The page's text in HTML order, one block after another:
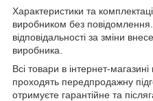
Характеристики та
виробником без
відповідальності за зміни
виробника.
Всі товари в інтернет-
проходять передпродажну
отримуєте гарантійне та